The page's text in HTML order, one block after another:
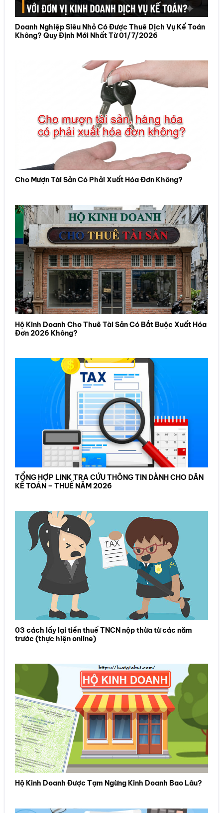
Doanh Nghiệp Siêu Nhỏ Có Được Thuê Dịch Vụ Kế Toán
Không? Quy Định Mới Nhất Từ 01/7/2026
Cho Mượn Tài Sản Có Phải Xuất Hóa Đơn Không?
Hộ Kinh Doanh Cho Thuê Tài Sản Có Bắt Buộc Xuất Hóa
Đơn 2026 Không?
TỔNG HỢP LINK TRA CỨU THÔNG TIN DÀNH CHO DÂN
KẾ TOÁN – THUẾ NĂM 2026
03 cách lấy lại tiền thuế TNCN nộp thừa từ các năm
trước (thực hiện online)
Hộ Kinh Doanh Được Tạm Ngừng Kinh Doanh Bao Lâu?